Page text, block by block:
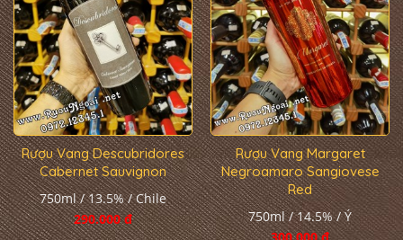
Rượu Vang Descubridores
Cabernet Sauvignon
750ml / 13.5% / Chile
290.000 đ
Rượu Vang Margaret
Negroamaro Sangiovese
Red
750ml / 14.5% / Ý